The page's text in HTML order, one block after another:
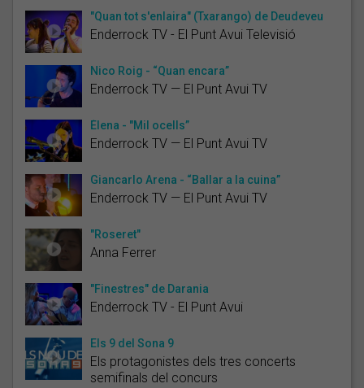
"Quan tot s'enlaira" (Txarango) de Deudeveu
Enderrock TV - El Punt Avui Televisió
Nico Roig - “Quan encara”
Enderrock TV — El Punt Avui TV
Élena - "Mil ocells”
Enderrock TV — El Punt Avui TV
Giancarlo Arena - “Ballar a la cuina”
Enderrock TV — El Punt Avui TV
"Roseret"
Anna Ferrer
"Finestres" de Darania
Enderrock TV - El Punt Avui
Els 9 del Sona 9
Els protagonistes dels tres concerts
semifinals del concurs